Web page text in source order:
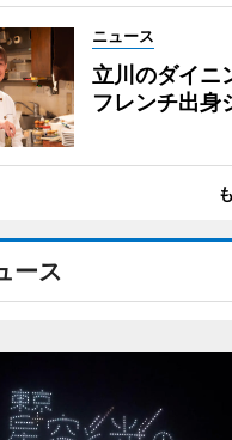
ニュース
立川のダイ
フレンチ出身
ース